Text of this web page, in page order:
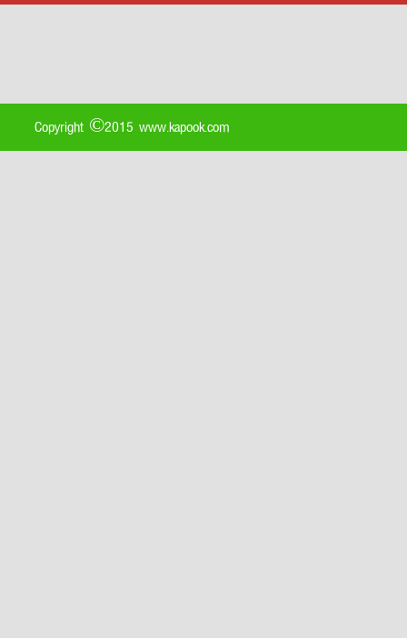
Copyright ©2015 www.kapook.com